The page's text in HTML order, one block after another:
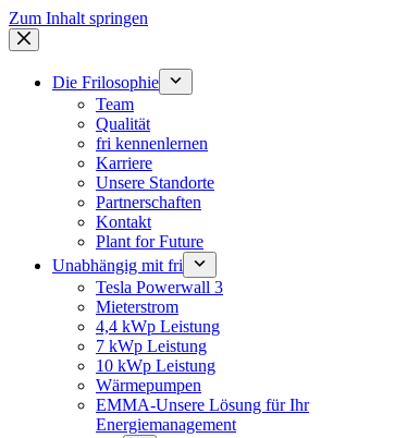
Zum Inhalt springen
Die Frilosophie
Team
Qualität
fri kennenlernen
Karriere
Unsere Standorte
Partnerschaften
Kontakt
Plant for Future
Unabhängig mit fri
Tesla Powerwall 3
Mieterstrom
4,4 kWp Leistung
7 kWp Leistung
10 kWp Leistung
Wärmepumpen
EMMA-Unsere Lösung für Ihr
Energiemanagement